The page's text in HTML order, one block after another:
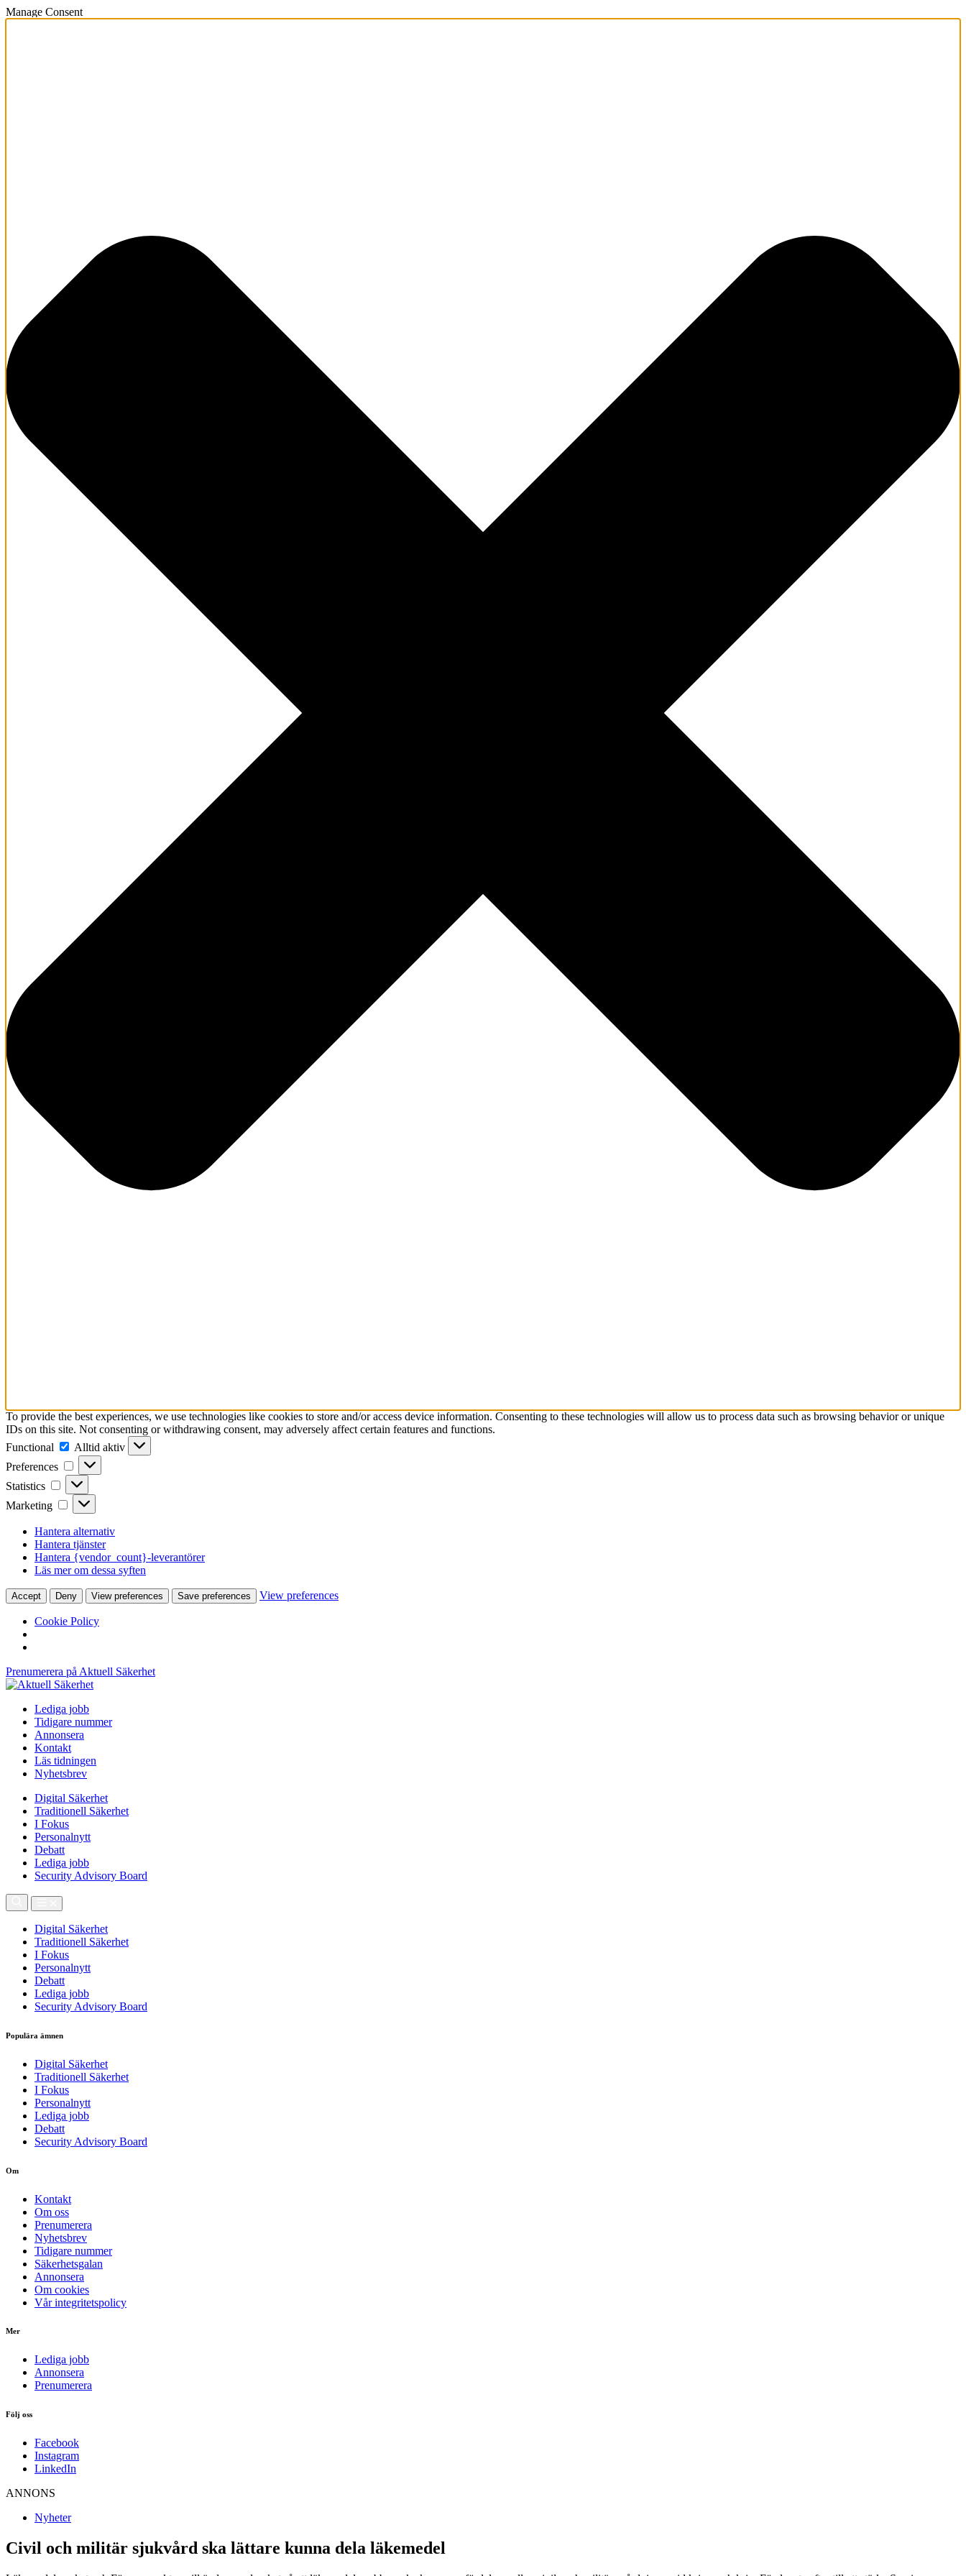
Manage Consent
To provide the best experiences, we use technologies like cookies to store and/or access device information. Consenting to these technologies will allow us to process data such as browsing behavior or unique
IDs on this site. Not consenting or withdrawing consent, may adversely affect certain features and functions.
Functional
Functional
Alltid aktiv
Preferences
Preferences
Statistics Statistics
Marketing Marketing
Hantera alternativ
Hantera tjänster
Hantera {vendor_count}-leverantörer
Läs mer om dessa syften
Accept Deny View preferences Save preferences View preferences
Cookie Policy
Prenumerera på Aktuell Säkerhet
Lediga jobb
Tidigare nummer
Annonsera
Kontakt
Läs tidningen
Nyhetsbrev
Digital Säkerhet
Traditionell Säkerhet
I Fokus
Personalnytt
Debatt
Lediga jobb
Security Advisory Board
Digital Säkerhet
Traditionell Säkerhet
I Fokus
Personalnytt
Debatt
Lediga jobb
Security Advisory Board
Populära ämnen
Digital Säkerhet
Traditionell Säkerhet
I Fokus
Personalnytt
Lediga jobb
Debatt
Security Advisory Board
Om
Kontakt
Om oss
Prenumerera
Nyhetsbrev
Tidigare nummer
Säkerhetsgalan
Annonsera
Om cookies
Vår integritetspolicy
Mer
Lediga jobb
Annonsera
Prenumerera
Följ oss
Facebook
Instagram
LinkedIn
ANNONS
Nyheter
Civil och militär sjukvård ska lättare kunna dela läkemedel